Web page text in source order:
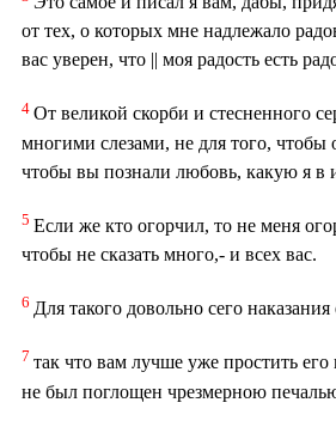
от тех, о которых мне надлежало
вас уверен, что || моя радость есть
4 От великой скорби и стесненного
многими слезами, не для того, чтобы
чтобы вы познали любовь, какую я в
5 Если же кто огорчил, то не меня
чтобы не сказать много,- и всех вас.
6 Для такого довольно сего
7 так что вам лучше уже простить
не был поглощен чрезмерною